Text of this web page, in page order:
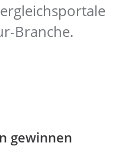
Branche.
gewinnen